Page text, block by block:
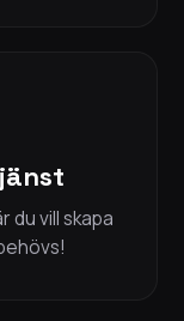
du vill skapa